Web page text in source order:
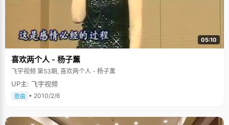
05:10
喜欢两个人 - 杨子薰
飞宇视频 第53期, 喜欢两个人 - 杨子薰
UP主: 飞宇视频
歌曲 • 2010/2/6